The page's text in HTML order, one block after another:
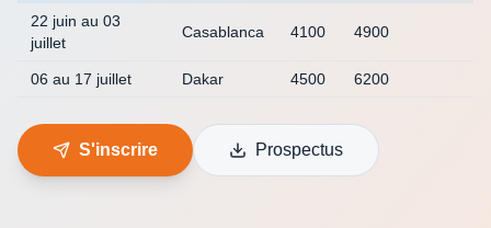
22 juin au 03
juillet
Casablanca 4100 4900
06 au 17 juillet Dakar 4500 6200
S'inscrire Prospectus